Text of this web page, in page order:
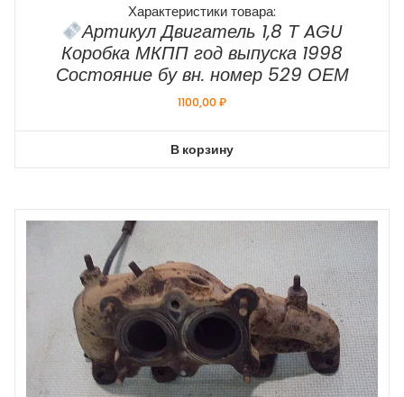
Характеристики товара:
Артикул Двигатель 1,8 Т AGU
Коробка МКПП год выпуска 1998
Состояние бу вн. номер 529 ОЕМ
1100,00₽
В корзину